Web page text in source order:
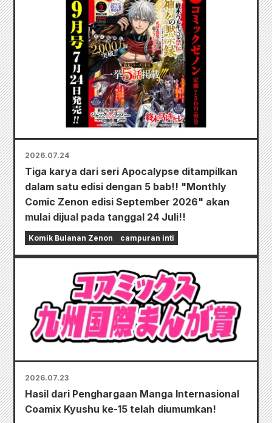
2026.07.24
Tiga karya dari seri Apocalypse ditampilkan
dalam satu edisi dengan 5 bab!! "Monthly
Comic Zenon edisi September 2026" akan
mulai dijual pada tanggal 24 Juli!!
Komik Bulanan Zenon campuran inti
2026.07.23
Hasil dari Penghargaan Manga Internasional
Coamix Kyushu ke-15 telah diumumkan!